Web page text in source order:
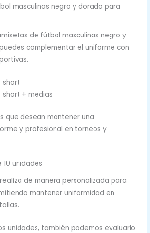
masculinas negro y dorado para
de fútbol masculinas negro y
complementar el uniforme con
short
short + medias
que desean mantener una
y profesional en torneos y
unidades
de manera personalizada para
mantener uniformidad en
unidades, también podemos evaluarlo